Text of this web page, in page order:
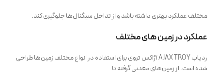
مختلف عملکرد بهتری داشته باشد و از تداخل سیگنال‌ها جلوگیری کند.
عملکرد در زمین‌ های مختلف
ردیاب AJAX TROY آژاکس تروی برای استفاده در انواع مختلف زمین‌ها طراحی
شده است. از زمین‌های معدنی گرفته تا